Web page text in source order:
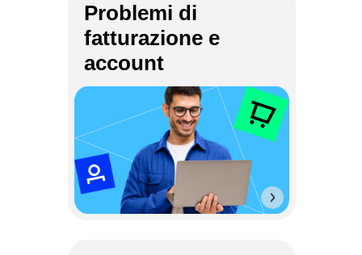
Problemi di
fatturazione e
account